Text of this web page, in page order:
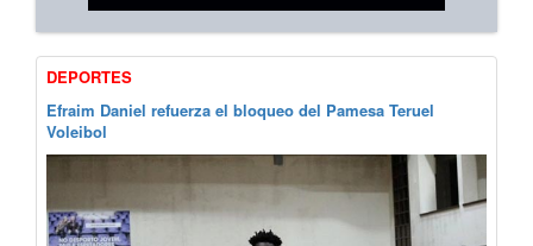
DEPORTES
Efraim Daniel refuerza el bloqueo del Pamesa Teruel
Voleibol